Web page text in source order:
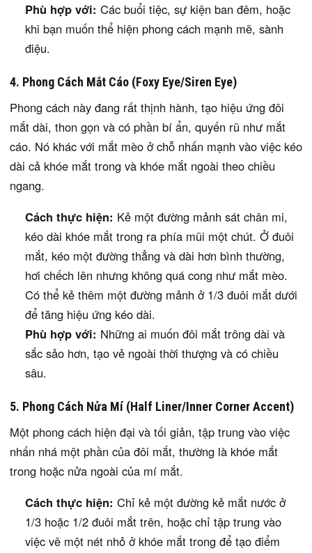
Phù hợp với: Các buổi tiệc, sự kiện ban đêm, hoặc
khi bạn muốn thể hiện phong cách mạnh mẽ, sành
điệu.
4. Phong Cách Mắt Cáo (Foxy Eye/Siren Eye)
Phong cách này đang rất thịnh hành, tạo hiệu ứng đôi
mắt dài, thon gọn và có phần bí ẩn, quyến rũ như mắt
cáo. Nó khác với mắt mèo ở chỗ nhấn mạnh vào việc kéo
dài cả khóe mắt trong và khóe mắt ngoài theo chiều
ngang.
Cách thực hiện: Kẻ một đường mảnh sát chân mi,
kéo dài khóe mắt trong ra phía mũi một chút. Ở đuôi
mắt, kéo một đường thẳng và dài hơn bình thường,
hơi chếch lên nhưng không quá cong như mắt mèo.
Có thể kẻ thêm một đường mảnh ở 1/3 đuôi mắt dưới
để tăng hiệu ứng kéo dài.
Phù hợp với: Những ai muốn đôi mắt trông dài và
sắc sảo hơn, tạo vẻ ngoài thời thượng và có chiều
sâu.
5. Phong Cách Nửa Mí (Half Liner/Inner Corner Accent)
Một phong cách hiện đại và tối giản, tập trung vào việc
nhấn nhá một phần của đôi mắt, thường là khóe mắt
trong hoặc nửa ngoài của mí mắt.
Cách thực hiện: Chỉ kẻ một đường kẻ mắt nước ở
1/3 hoặc 1/2 đuôi mắt trên, hoặc chỉ tập trung vào
việc vẽ một nét nhỏ ở khóe mắt trong để tạo điểm